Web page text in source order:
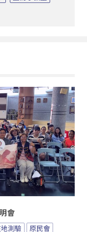
會
測驗 原民會